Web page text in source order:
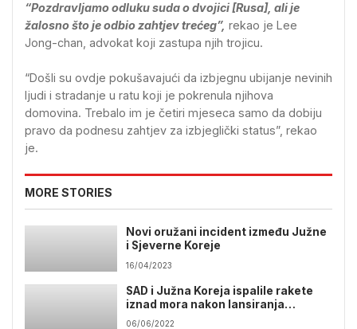
“Pozdravljamo odluku suda o dvojici [Rusa], ali je
žalosno što je odbio zahtjev trećeg”, rekao je Lee
Jong-chan, advokat koji zastupa njih trojicu.
“Došli su ovdje pokušavajući da izbjegnu ubijanje nevinih
ljudi i stradanje u ratu koji je pokrenula njihova
domovina. Trebalo im je četiri mjeseca samo da dobiju
pravo da podnesu zahtjev za izbjeglički status”, rekao
je.
MORE STORIES
Novi oružani incident između Južne
i Sjeverne Koreje
16/04/2023
SAD i Južna Koreja ispalile rakete
iznad mora nakon lansiranja
projektila Sjeverne Koreje
06/06/2022